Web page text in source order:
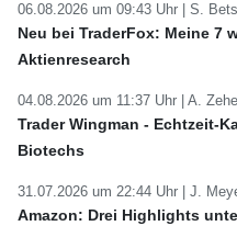
06.08.2026 um 09:43 Uhr | S.
Neu bei TraderFox: Meine 7
Aktienresearch
04.08.2026 um 11:37 Uhr | A.
Trader Wingman - Echtzeit-
Biotechs
31.07.2026 um 22:44 Uhr | J.
Amazon: Drei Highlights